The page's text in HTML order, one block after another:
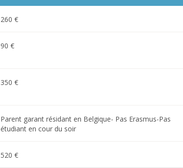
260 €
90 €
350 €
Parent garant résidant en Belgique- Pas Erasmus-Pas
étudiant en cour du soir
520 €